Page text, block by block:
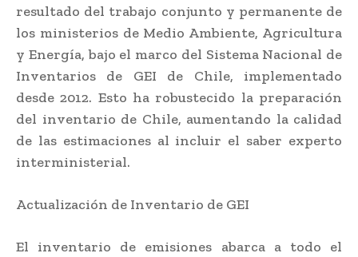
resultado del trabajo conjunto y permanente de
los ministerios de Medio Ambiente, Agricultura
y Energía, bajo el marco del Sistema Nacional de
Inventarios de GEI de Chile, implementado
desde 2012. Esto ha robustecido la preparación
del inventario de Chile, aumentando la calidad
de las estimaciones al incluir el saber experto
interministerial.
Actualización de Inventario de GEI
El inventario de emisiones abarca a todo el